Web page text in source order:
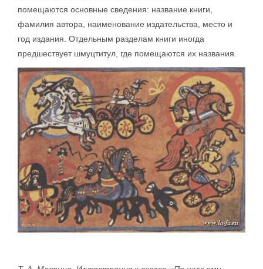
помещаются основные сведения: название книги,
фамилия автора, наименование издательства, место и
год издания. Отдельным разделам книги иногда
предшествует шмуцтитул, где помещаются их названия.